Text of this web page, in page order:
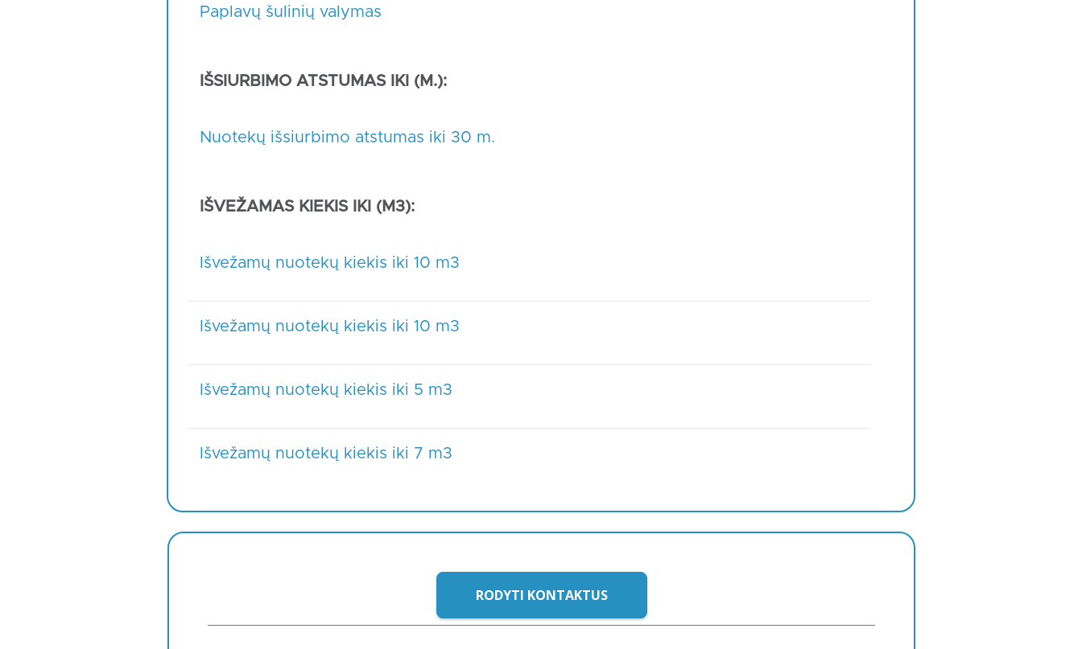
Paplavų šulinių valymas
IŠSIURBIMO ATSTUMAS IKI (M.):
Nuotekų išsiurbimo atstumas iki 30 m.
IŠVEŽAMAS KIEKIS IKI (M3):
Išvežamų nuotekų kiekis iki 10 m3
Išvežamų nuotekų kiekis iki 10 m3
Išvežamų nuotekų kiekis iki 5 m3
Išvežamų nuotekų kiekis iki 7 m3
RODYTI KONTAKTUS